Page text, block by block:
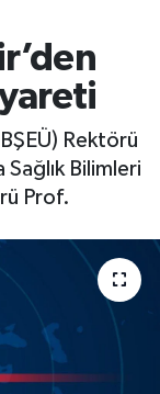
Rektörü
Bilimleri
Prof.
Fikstür